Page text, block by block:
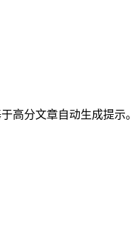
高分文章自动生成提示。